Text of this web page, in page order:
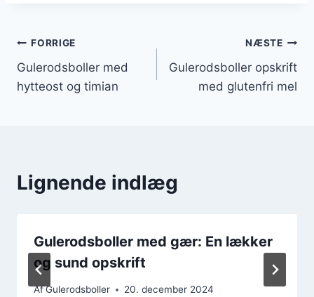
Indlægsnavigation
FORRIGE
Gulerodsboller med
hytteost og timian
NÆSTE
Gulerodsboller opskrift
med glutenfri mel
Lignende indlæg
Gulerodsboller med gær: En lækker
og sund opskrift
AfGulerodsboller 20. december 2024